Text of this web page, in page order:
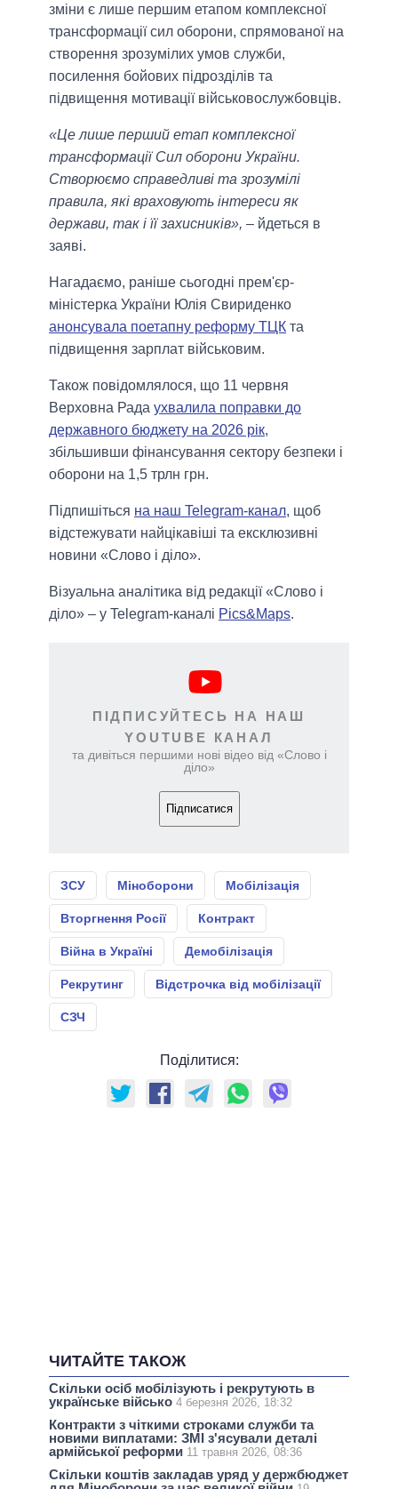
зміни є лише першим етапом комплексної
трансформації сил оборони, спрямованої на
створення зрозумілих умов служби,
посилення бойових підрозділів та
підвищення мотивації військовослужбовців.
«Це лише перший етап комплексної
трансформації Сил оборони України.
Створюємо справедливі та зрозумілі
правила, які враховують інтереси як
держави, так і її захисників», – йдеться в
заяві.
Нагадаємо, раніше сьогодні прем'єр-
міністерка України Юлія Свириденко
анонсувала поетапну реформу ТЦК та
підвищення зарплат військовим.
Також повідомлялося, що 11 червня
Верховна Рада ухвалила поправки до
державного бюджету на 2026 рік,
збільшивши фінансування сектору безпеки і
оборони на 1,5 трлн грн.
Підпишіться на наш Telegram-канал, щоб
відстежувати найцікавіші та ексклюзивні
новини «Слово і діло».
Візуальна аналітика від редакції «Слово і
діло» – у Telegram-каналі Pics&Maps.
ПІДПИСУЙТЕСЬ НА НАШ
YOUTUBE КАНАЛ
та дивіться першими нові відео від «Слово і
діло»
Підписатися
ЗСУ Міноборони Мобілізація
Вторгнення Росії Контракт
Війна в Україні Демобілізація
Рекрутинг Відстрочка від мобілізації
СЗЧ
Поділитися:
ЧИТАЙТЕ ТАКОЖ
Скільки осіб мобілізують і рекрутують в
українське військо 4 березня 2026, 18:32
Контракти з чіткими строками служби та
новими виплатами: ЗМІ з'ясували деталі
армійської реформи 11 травня 2026, 08:36
Скільки коштів закладав уряд у держбюджет